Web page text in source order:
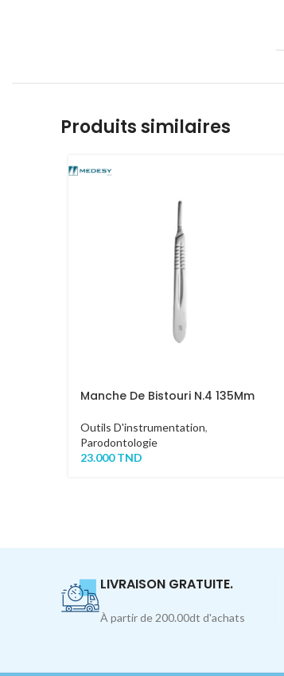
Produits similaires
Manche De Bistouri N.4 135Mm
Outils D'instrumentation,
Parodontologie
23.000TND
LIVRAISON GRATUITE.
À partir de 200.00dt d'achats